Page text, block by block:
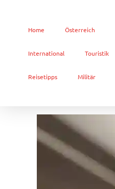
Home Österreich
International Touristik
Reisetipps Militär